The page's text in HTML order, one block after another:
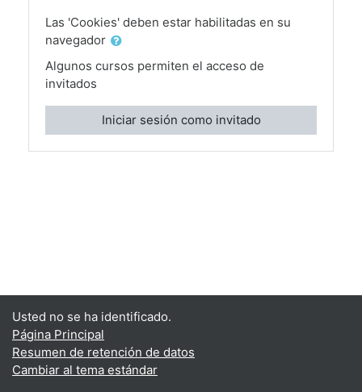
Las 'Cookies' deben estar habilitadas en su
navegador
Algunos cursos permiten el acceso de
invitados
Iniciar sesión como invitado
Usted no se ha identificado.
Página Principal
Resumen de retención de datos
Cambiar al tema estándar